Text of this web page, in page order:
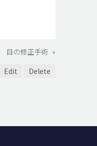
目の修正手術 »
Edit Delete